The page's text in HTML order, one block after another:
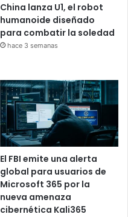
China lanza U1, el robot
humanoide diseñado
para combatir la soledad
hace 3 semanas
El FBI emite una alerta
global para usuarios de
Microsoft 365 por la
nueva amenaza
cibernética Kali365